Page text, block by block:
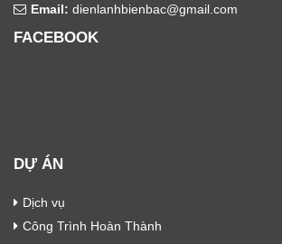
Email: dienlanhbienbac@gmail.com
FACEBOOK
DỰ ÁN
Dịch vụ
Công Trình Hoàn Thành